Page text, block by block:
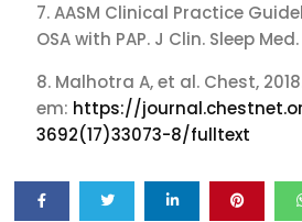
AASM Clinical Practice
OSA with PAP. J Clin. Sleep
Malhotra A, et al. Chest,
em: https://
3692(17)33073-8/fulltext